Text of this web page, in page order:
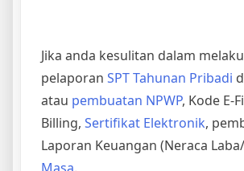
Jika anda kesulitan dalam
pelaporan SPT Tahunan Pribadi
atau pembuatan NPWP, Kode E-
Billing, Sertifikat Elektronik,
Laporan Keuangan (Neraca